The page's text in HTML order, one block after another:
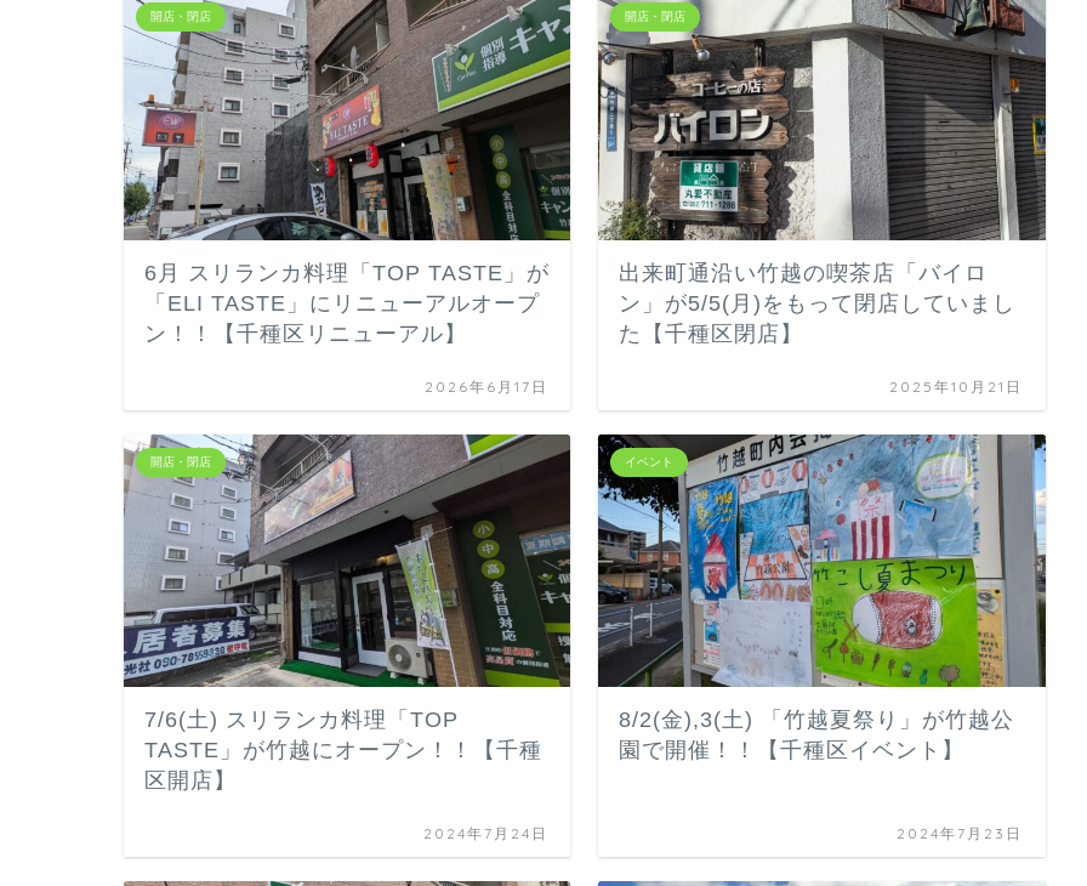
開店・閉店
6月 スリランカ料理「TOP TASTE」が
「ELI TASTE」にリニューアルオープ
ン！！【千種区リニューアル】
2026年6月17日
開店・閉店
出来町通沿い竹越の喫茶店「バイロ
ン」が5/5(月)をもって閉店していまし
た【千種区閉店】
2025年10月21日
開店・閉店
7/6(土) スリランカ料理「TOP
TASTE」が竹越にオープン！！【千種
区開店】
2024年7月24日
イベント
8/2(金),3(土) 「竹越夏祭り」が竹越公
園で開催！！【千種区イベント】
2024年7月23日